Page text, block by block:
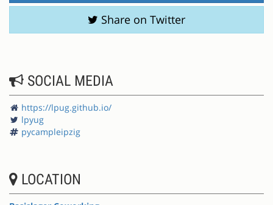
Share on Twitter
SOCIAL MEDIA
https://lpug.github.io/
lpyug
pycampleipzig
LOCATION